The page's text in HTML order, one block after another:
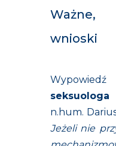
Ważne,
wnioski
n.hum.
Jeżeli nie